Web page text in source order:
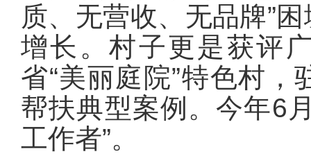
质、无营收、无品牌”
增长。村子更是获评
省“美丽庭院”特色村
帮扶典型案例。今年6
工作者”。